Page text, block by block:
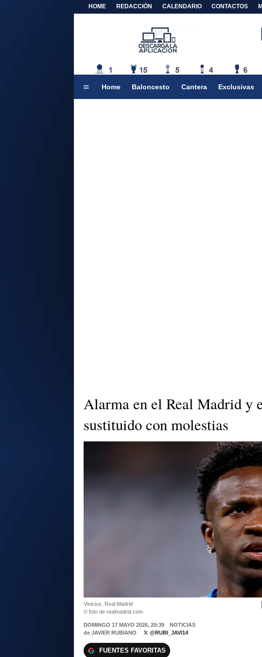
HOME REDACCIÓN CALENDARIO CONTACTOS
Home Baloncesto Cantera Exclusivas
Alarma en el Real Madrid y
sustituido con molestias
Vinicius, Real Madrid
© foto de realmadrid.com
DOMINGO 17 MAYO 2026, 20:39
NOTICIAS
de JAVIER RUBIANO @RUBI_JAVI14
FUENTES FAVORITAS